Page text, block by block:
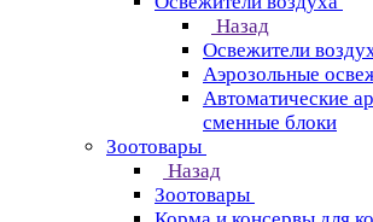
Назад
Освежители
Аэрозольные
Автоматические
сменные блоки
Зоотовары
Назад
Зоотовары